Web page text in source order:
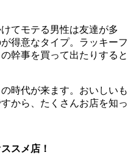
てモテる男性は友達が多
得意なタイプ。ラッキーフ
幹事を買って出たりすると
時代が来ます。おいしいも
から、たくさんお店を知っ
スメ店！